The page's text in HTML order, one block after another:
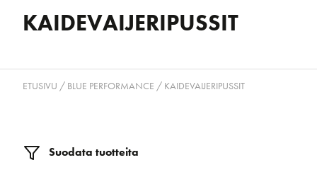
KAIDEVAIJERIPUSSIT
ETUSIVU / BLUE PERFORMANCE / KAIDEVAIJERIPUSSIT
Suodata tuotteita